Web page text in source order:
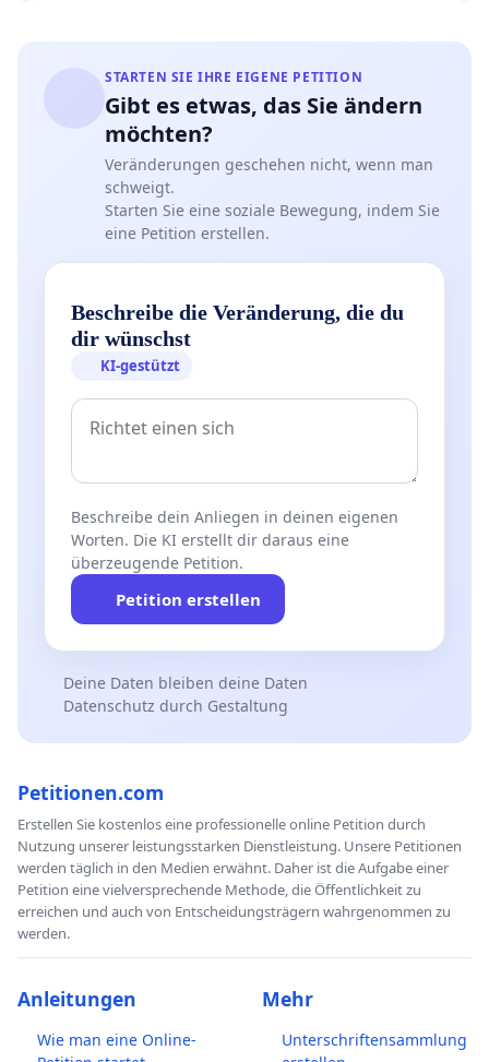
STARTEN SIE IHRE EIGENE PETITION
Gibt es etwas, das Sie ändern
möchten?
Veränderungen geschehen nicht, wenn man
schweigt.
Starten Sie eine soziale Bewegung, indem Sie
eine Petition erstellen.
Beschreibe die Veränderung, die du
dir wünschst
KI-gestützt
Beschreibe dein Anliegen in deinen eigenen
Worten. Die KI erstellt dir daraus eine
überzeugende Petition.
Petition erstellen
Deine Daten bleiben deine Daten
Datenschutz durch Gestaltung
Petitionen.com
Erstellen Sie kostenlos eine professionelle online Petition durch
Nutzung unserer leistungsstarken Dienstleistung. Unsere Petitionen
werden täglich in den Medien erwähnt. Daher ist die Aufgabe einer
Petition eine vielversprechende Methode, die Öffentlichkeit zu
erreichen und auch von Entscheidungsträgern wahrgenommen zu
werden.
Anleitungen
Wie man eine Online-
Mehr
Unterschriftensammlung